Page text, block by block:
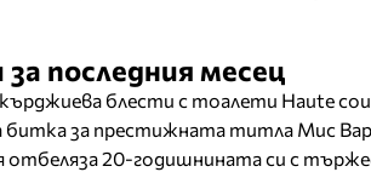
последния месец
блести с тоалети Haute
битка за престижната титла Мис
20-годишнината си с